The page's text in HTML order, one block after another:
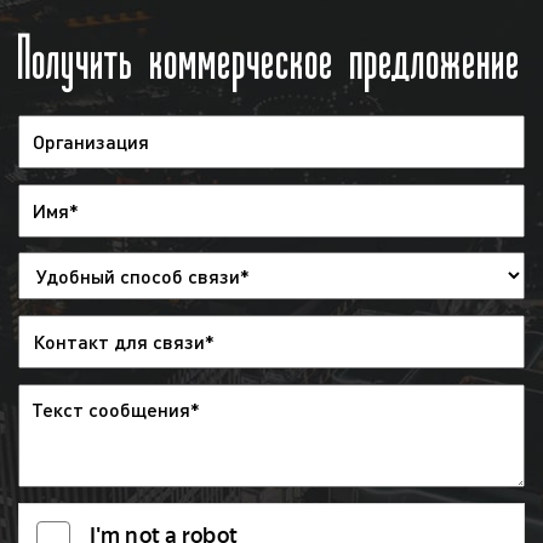
можно за 2 дня до начала размещения
может дать распоряжения, чтобы
рекламный ролик был снят с эфира, но
не возвращаются;
предоставление отчета: после окончания
предоставляется отчет. Указанный отчет
предоставляется в виде
справки. Также в качестве
дополнительной отчетности мы можем
предоставить запись выхода рекламы.
Обращаем внимание, что наша компания
не отслеживает выходы рекламы
корректность выхода рекламы на радио с
помощью имеющегося графика
Получить коммерческое предложение